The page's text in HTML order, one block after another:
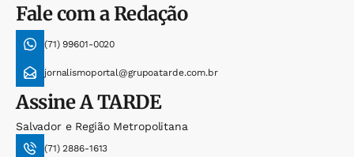
Fale com a Redação
(71) 99601-0020
jornalismoportal@grupoatarde.com.br
AssineA TARDE
Salvador e Região Metropolitana
(71) 2886-1613